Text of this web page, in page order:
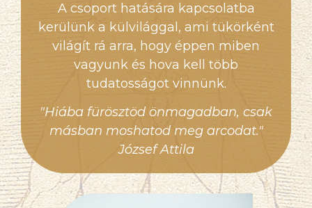
A csoport hatására kapcsolatba
kerülünk a külvilággal, ami tükörként
világít rá arra, hogy éppen miben
vagyunk és hova kell több
tudatosságot vinnünk.
"Hiába fürösztöd önmagadban, csak
másban moshatod meg arcodat."
József Attila